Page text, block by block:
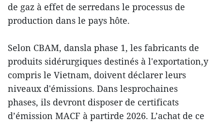
de gaz à effet de serredans le processus de
production dans le pays hôte.
Selon CBAM, dansla phase 1, les fabricants de
produits sidérurgiques destinés à l'exportation,y
compris le Vietnam, doivent déclarer leurs
niveaux d'émissions. Dans lesprochaines
phases, ils devront disposer de certificats
d’émission MACF à partirde 2026. L’achat de ce